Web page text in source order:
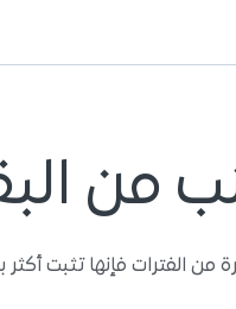
من
الفترات فإنها تثبت